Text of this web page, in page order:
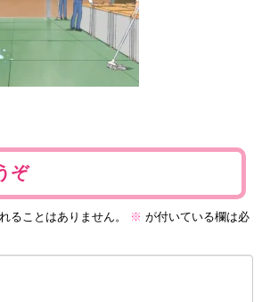
ぞ
ることはありません。 ※ が付いている欄は必